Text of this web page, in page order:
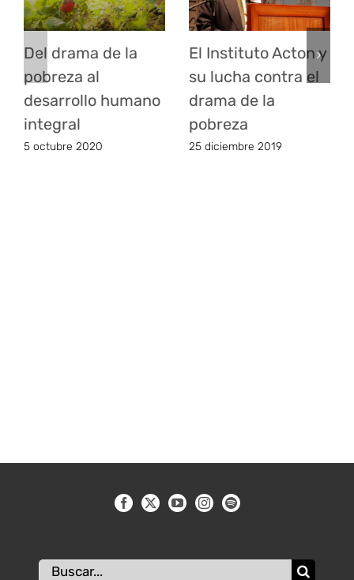
Del drama de la
pobreza al
desarrollo humano
integral
5 octubre 2020
El Instituto Acton y
su lucha contra el
drama de la
pobreza
25 diciembre 2019
Buscar: